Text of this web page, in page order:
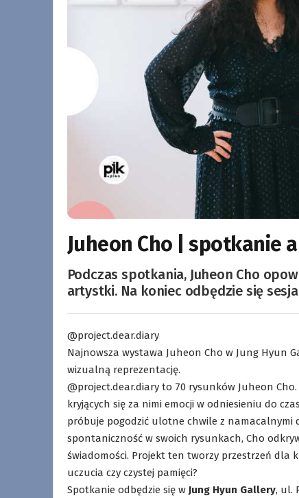
Juheon Cho | spotkanie
Podczas spotkania, Juheon Cho
artystki. Na koniec odbędzie się sesja
@project.dear.diary
Najnowsza wystawa Juheon Cho w Jung Hyun
wizualną reprezentację.
@project.dear.diary to 70 rysunków Juheon
kryjących się za nimi emocji w odniesieniu do
próbuje pogodzić ulotne chwile z namacalnymi
spontaniczność w swoich rysunkach, Cho
świadomości. Projekt ten tworzy przestrzeń dla
uczucia czy czystej pamięci?
Spotkanie odbędzie się w Jung Hyun Gallery, ul.